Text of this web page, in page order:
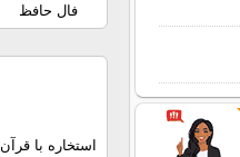
فال حافظ
استخاره با قرآن